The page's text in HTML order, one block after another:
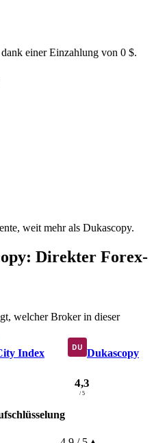
einer Einzahlung von 0 $.
weit mehr als Dukascopy.
Direkter Forex-
welcher Broker in dieser
Index Dukascopy
4,3
/ 5